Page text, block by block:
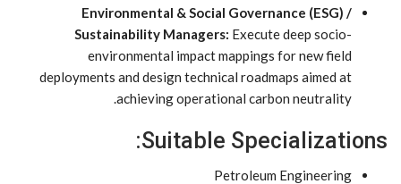
Environmental & Social Governance (ESG) /
Sustainability Managers: Execute deep socio-
environmental impact mappings for new field
deployments and design technical roadmaps aimed at
achieving operational carbon neutrality.
Suitable Specializations:
Petroleum Engineering